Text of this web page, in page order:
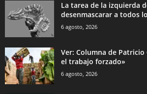
La tarea de la izquierda
desenmascarar a todos
6 agosto, 2026
Ver: Columna de Patricio
el trabajo forzado»
6 agosto, 2026